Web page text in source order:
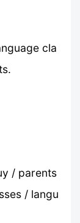
cla
/ parents
/ langu